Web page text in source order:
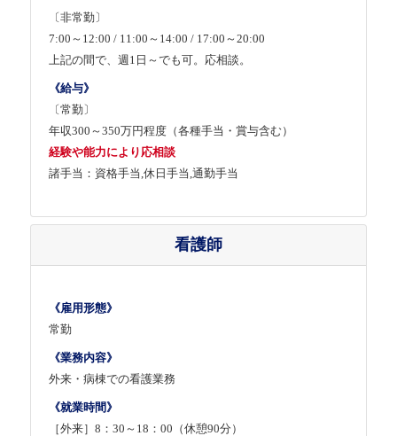
〔非常勤〕
7:00～12:00 / 11:00～14:00 / 17:00～20:00
上記の間で、週1日～でも可。応相談。
《給与》
〔常勤〕
年収300～350万円程度（各種手当・賞与含む）
経験や能力により応相談
諸手当：資格手当,休日手当,通勤手当
看護師
《雇用形態》
常勤
《業務内容》
外来・病棟での看護業務
《就業時間》
［外来］8：30～18：00（休憩90分）